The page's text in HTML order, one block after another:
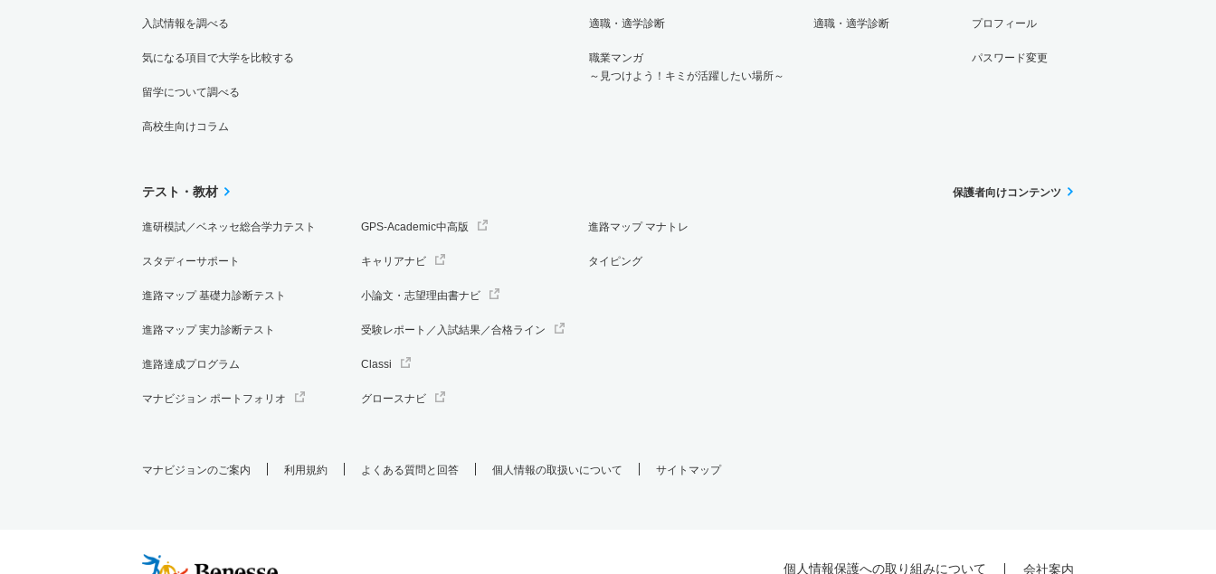
入試情報を調べる
気になる項目で大学を比較する
留学について調べる
高校生向けコラム
適職・適学診断
職業マンガ
～見つけよう！キミが活躍したい場所～
適職・適学診断 プロフィール
パスワード変更
テスト・教材
進研模試／ベネッセ総合学力テスト
スタディーサポート
進路マップ 基礎力診断テスト
進路マップ 実力診断テスト
進路達成プログラム
マナビジョン ポートフォリオ
GPS-Academic中高版
キャリアナビ
小論文・志望理由書ナビ
受験レポート／入試結果／合格ライン
Classi
グロースナビ
進路マップ マナトレ
タイピング
保護者向けコンテンツ
マナビジョンのご案内 利用規約 よくある質問と回答 個人情報の取扱いについて サイトマップ
個人情報保護への取り組みについて 会社案内